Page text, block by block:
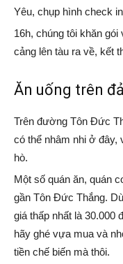
Yêu, chụp hình check
16h, chúng tôi khăn gói
cảng lên tàu ra về, kết
Ăn uống trên
Trên đường Tôn Đức
có thể nhâm nhi ở
hò.
Một số quán ăn, quán
gần Tôn Đức Thắng.
giá thấp nhất là 30.000
hãy ghé vựa mua và
tiền chế biến mà thôi.